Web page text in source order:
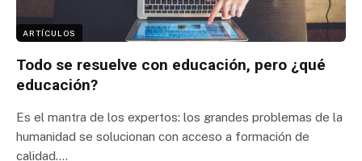
ARTÍCULOS
Todo se resuelve con educación, pero ¿qué
educación?
Es el mantra de los expertos: los grandes problemas de la
humanidad se solucionan con acceso a formación de
calidad.…